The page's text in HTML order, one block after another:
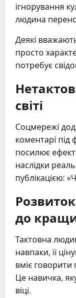
ігнорування
людина
Деякі
просто
потребує
світі
Соцмережі
коментарі
посилює
наслідки
публікацією:
до
Тактовна
навпаки, її
вміє говорити
Це навичка,
віці.